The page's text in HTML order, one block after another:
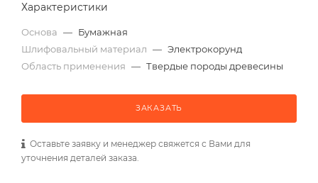
Характеристики
Основа — Бумажная
Шлифовальный материал — Электрокорунд
Область применения — Твердые породы древесины
ЗАКАЗАТЬ
Оставьте заявку и менеджер свяжется с Вами для
уточнения деталей заказа.